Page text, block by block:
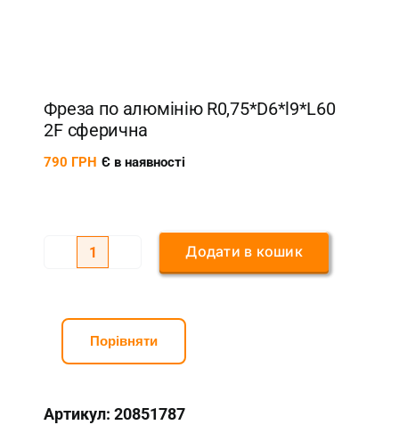
Фреза по алюмінію R0,75*D6*l9*L60
2F сферична
790 ГРН Є в наявності
Фреза
R0,75*D6*l9*L60
2F
кількість
Додати в кошик
Порівняти
Артикул:20851787